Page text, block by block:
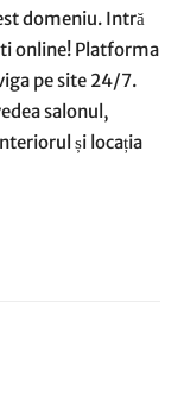
domeniu. Intră
online! Platforma
pe site 24/7.
salonul,
și locația